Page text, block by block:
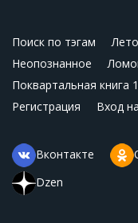
Поиск по тэгам
Неопознанное
Поквартальная книга
Регистрация
Вход
Вконтакте
Dzen